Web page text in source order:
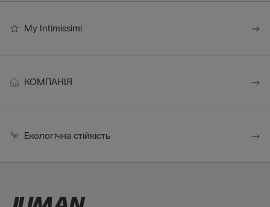
My Intimissimi
КОМПАНІЯ
Екологічна стійкість